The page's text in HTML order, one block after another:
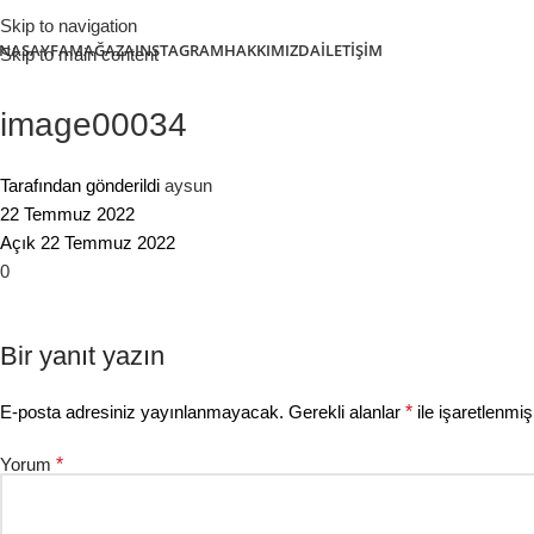
Skip to navigation
Skip to main content
MAĞAZAINSTAGRAMHAKKIMIZDAİLETIŞIM
image00034
Tarafından gönderildi aysun
22 Temmuz 2022
Açık 22 Temmuz 2022
0
Bir yanıt yazın
E-posta adresiniz yayınlanmayacak. Gerekli alanlar * ile
Yorum *